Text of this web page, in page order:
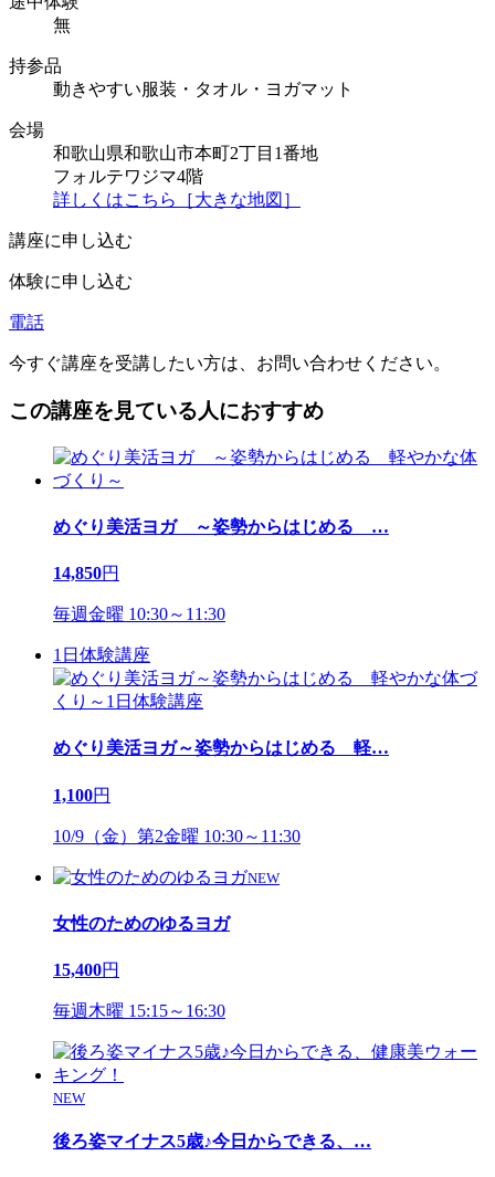
無
持参品
動きやすい服装・タオル・ヨガマット
会場
和歌山県和歌山市本町2丁目1番地
フォルテワジマ4階
詳しくはこちら［大きな地図］
講座に申し込む
体験に申し込む
電話
今すぐ講座を受講したい方は、お問い合わせください。
この講座を見ている人におすすめ
めぐり美活ヨガ ～姿勢からはじめる …
14,850円
毎週金曜 10:30～11:30
1日体験講座
めぐり美活ヨガ～姿勢からはじめる 軽…
1,100円
10/9（金）第2金曜 10:30～11:30
NEW
女性のためのゆるヨガ
15,400円
毎週木曜 15:15～16:30
NEW
後ろ姿マイナス5歳♪今日からできる、 …